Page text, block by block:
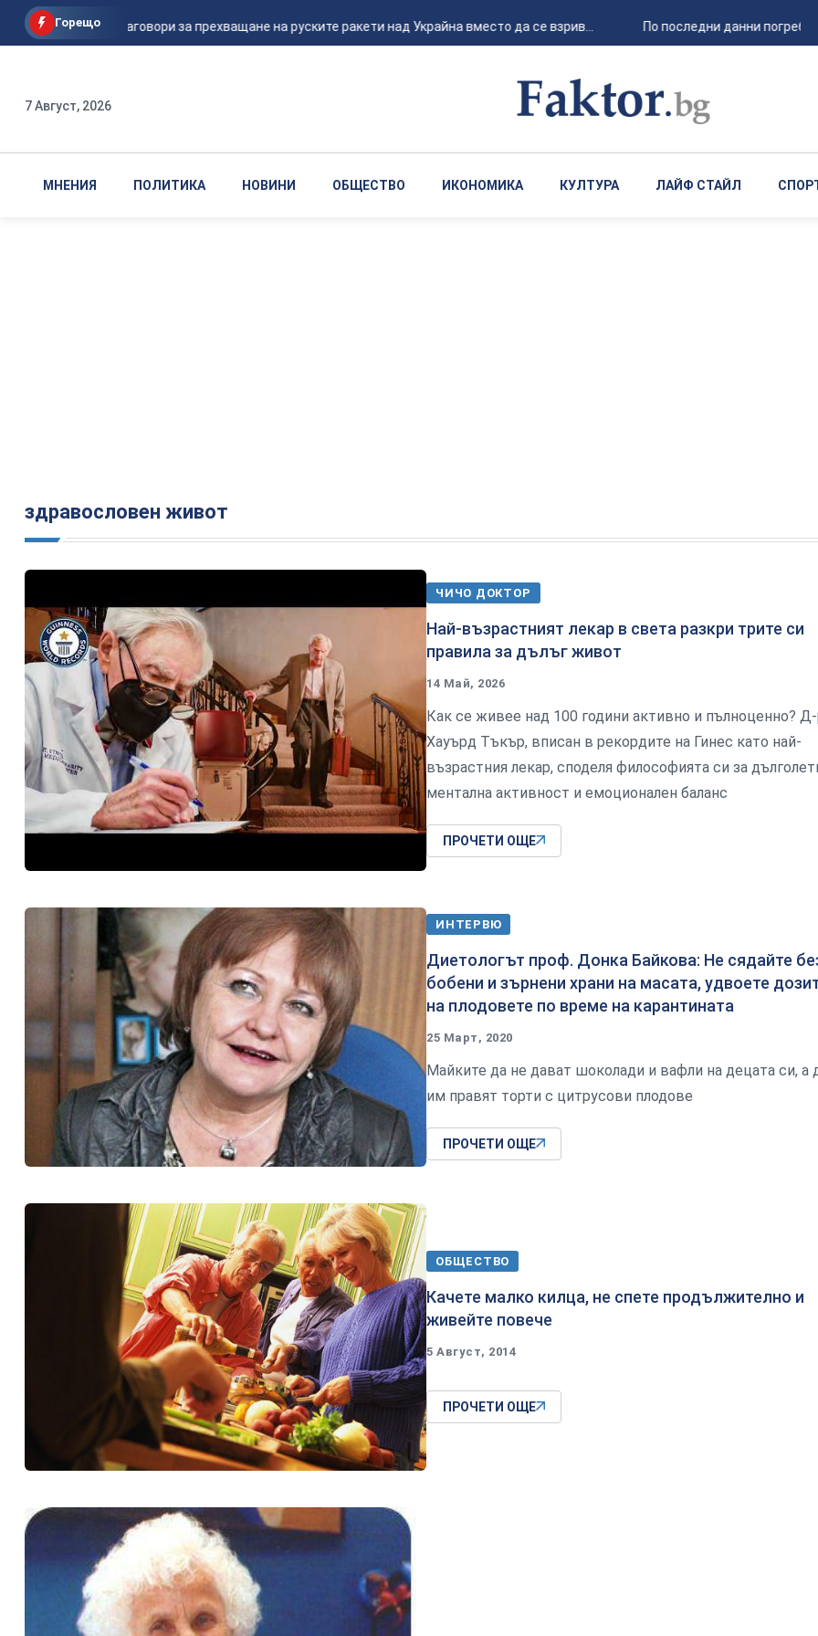
Горещо
Шикорски заговори за прехващане на руските ракети над Украйна вместо да се взрив... По последни данни
7 Август, 2026
МНЕНИЯ ПОЛИТИКА НОВИНИ ОБЩЕСТВО ИКОНОМИКА КУЛТУРА ЛАЙФ СТАЙЛ
здравословен живот
ЧИЧО ДОКТОР
Най-възрастният лекар в света разкри трите си
правила за дълъг живот
14 Май, 2026
Как се живее над 100 години активно и пълноценно?
Хауърд Тъкър, вписан в рекордите на Гинес като най-
възрастния лекар, споделя философията си за
ментална активност и емоционален баланс
ПРОЧЕТИ ОЩЕ
ИНТЕРВЮ
Диетологът проф. Донка Байкова: Не сядайте
бобени и зърнени храни на масата, удвоете
на плодовете по време на карантината
25 Март, 2020
Майките да не дават шоколади и вафли на децата си, а
им правят торти с цитрусови плодове
ПРОЧЕТИ ОЩЕ
ОБЩЕСТВО
Качете малко килца, не спете продължително и
живейте повече
5 Август, 2014
ПРОЧЕТИ ОЩЕ